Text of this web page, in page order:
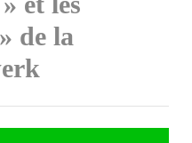
de la